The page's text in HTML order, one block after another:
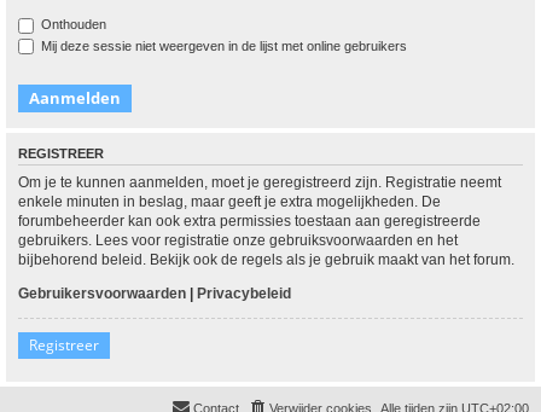
Onthouden
Mij deze sessie niet weergeven in de lijst met online gebruikers
REGISTREER
Om je te kunnen aanmelden, moet je geregistreerd zijn. Registratie neemt
enkele minuten in beslag, maar geeft je extra mogelijkheden. De
forumbeheerder kan ook extra permissies toestaan aan geregistreerde
gebruikers. Lees voor registratie onze gebruiksvoorwaarden en het
bijbehorend beleid. Bekijk ook de regels als je gebruik maakt van het forum.
Gebruikersvoorwaarden | Privacybeleid
Registreer
Alle tijden zijn UTC+02:00
Verwijder cookies
Contact